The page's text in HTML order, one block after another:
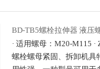
BD-TB5螺栓拉伸器 液压
· 适用螺母：M20-M115
螺栓螺母紧固、拆卸机具